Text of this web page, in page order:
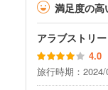
満足度の高
アラブストリ
4.0
旅行時期：2024/